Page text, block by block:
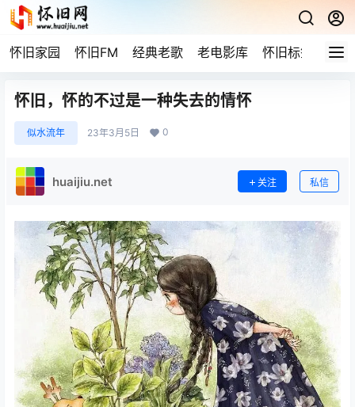
怀旧家园 怀旧FM 经典老歌 老电影库 怀旧标签 网
怀旧，怀的不过是一种失去的情怀
似水流年 23年3月5日 0
huaijiu.net 关注 私信